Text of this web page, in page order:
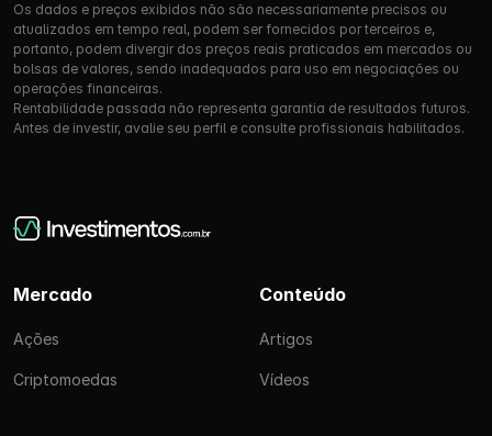
Os dados e preços exibidos não são necessariamente precisos ou
atualizados em tempo real, podem ser fornecidos por terceiros e,
portanto, podem divergir dos preços reais praticados em mercados ou
bolsas de valores, sendo inadequados para uso em negociações ou
operações financeiras.
Rentabilidade passada não representa garantia de resultados futuros.
Antes de investir, avalie seu perfil e consulte profissionais habilitados.
Mercado
Ações
Criptomoedas
Conteúdo
Artigos
Vídeos